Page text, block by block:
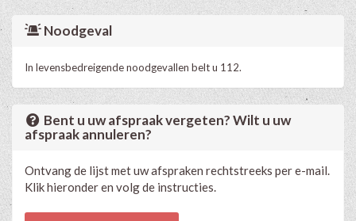
Noodgeval
In levensbedreigende noodgevallen belt u 112.
Bent u uw afspraak vergeten? Wilt u uw
afspraak annuleren?
Ontvang de lijst met uw afspraken rechtstreeks per e-mail.
Klik hieronder en volg de instructies.